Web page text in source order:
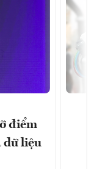
điểm
dữ liệu